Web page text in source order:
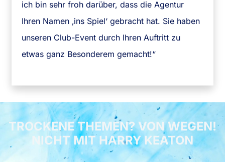
ich bin sehr froh darüber, dass die Agentur
Ihren Namen ‚ins Spiel‘ gebracht hat. Sie haben
unseren Club-Event durch Ihren Auftritt zu
etwas ganz Besonderem gemacht!“
TROCKENE THEMEN? VON WEGEN!
NICHT MIT HARRY KEATON